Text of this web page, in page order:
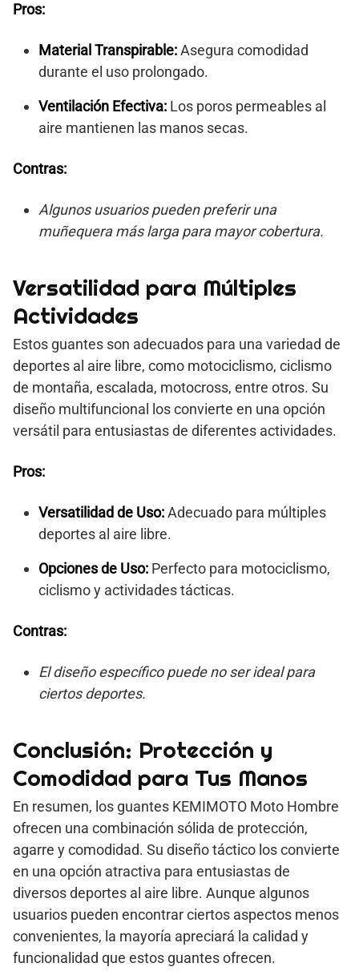
Pros:
Material Transpirable:Asegura comodidad
durante el uso prolongado.
Ventilación Efectiva: Los poros permeables al
aire mantienen las manos secas.
Contras:
Algunos usuarios pueden preferir una
muñequera más larga para mayor cobertura.
Versatilidad para Múltiples
Actividades
Estos guantes son adecuados para una variedad de
deportes al aire libre, como motociclismo, ciclismo
de montaña, escalada, motocross, entre otros. Su
diseño multifuncional los convierte en una opción
versátil para entusiastas de diferentes actividades.
Pros:
Versatilidad de Uso:Adecuado para múltiples
deportes al aire libre.
Opciones de Uso: Perfecto para motociclismo,
ciclismo y actividades tácticas.
Contras:
El diseño específico puede no ser ideal para
ciertos deportes.
Conclusión: Protección y
Comodidad para Tus Manos
En resumen, los guantes KEMIMOTO Moto Hombre
ofrecen una combinación sólida de protección,
agarre y comodidad. Su diseño táctico los convierte
en una opción atractiva para entusiastas de
diversos deportes al aire libre. Aunque algunos
usuarios pueden encontrar ciertos aspectos menos
convenientes, la mayoría apreciará la calidad y
funcionalidad que estos guantes ofrecen.